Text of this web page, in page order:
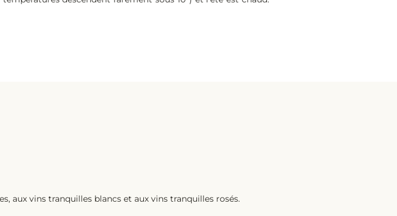
aux vins tranquilles blancs et aux vins tranquilles rosés.